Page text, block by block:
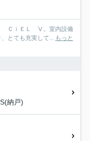
ＣｉＥＬ Ⅴ。室内設備
とても充実して... もっと
納戸)